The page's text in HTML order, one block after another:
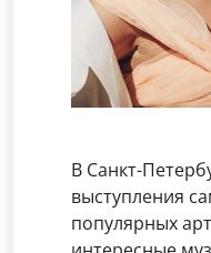
В Санкт-
выступления
популярных